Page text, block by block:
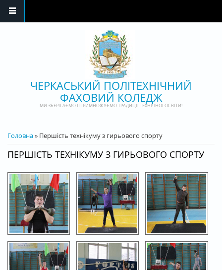
ЧЕРКАСЬКИЙ ПОЛІТЕХНІЧНИЙ
ФАХОВИЙ КОЛЕДЖ
МИ ЗБЕРІГАЄМО І ПРИМНОЖУЄМО ТРАДИЦІЇ ТЕХНІЧНОЇ ОСВІТИ!
ВИ Є ТУТ
Головна» Першість технікуму з гирьового спорту
ПЕРШІСТЬ ТЕХНІКУМУ З ГИРЬОВОГО СПОРТУ